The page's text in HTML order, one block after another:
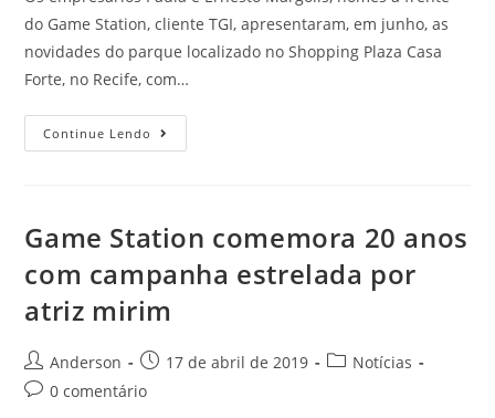
do Game Station, cliente TGI, apresentaram, em junho, as
novidades do parque localizado no Shopping Plaza Casa
Forte, no Recife, com…
Continue Lendo
Game Station comemora 20 anos
com campanha estrelada por
atriz mirim
Anderson 17 de abril de 2019
Notícias
0 comentário